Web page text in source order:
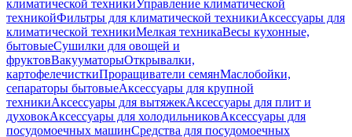
климатической техникиУправление климатической
техникойФильтры для климатической техникиАксессуары для
климатической техникиМелкая техникаВесы кухонные,
бытовыеСушилки для овощей и
фруктовВакууматорыОткрывалки,
картофелечисткиПроращиватели семянМаслобойки,
сепараторы бытовыеАксессуары для крупной
техникиАксессуары для вытяжекАксессуары для плит и
духовокАксессуары для холодильниковАксессуары для
посудомоечных машинСредства для посудомоечных